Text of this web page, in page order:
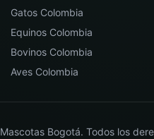
Gatos Colombia
Equinos Colombia
Bovinos Colombia
Aves Colombia
Mascotas Bogotá. Todos los